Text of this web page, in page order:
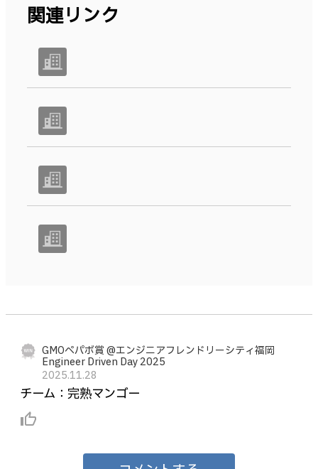
関連リンク
GMOペパボ賞 @エンジニアフレンドリーシティ福岡
Engineer Driven Day 2025
2025.11.28
チーム：完熟マンゴー
thumb_up_alt